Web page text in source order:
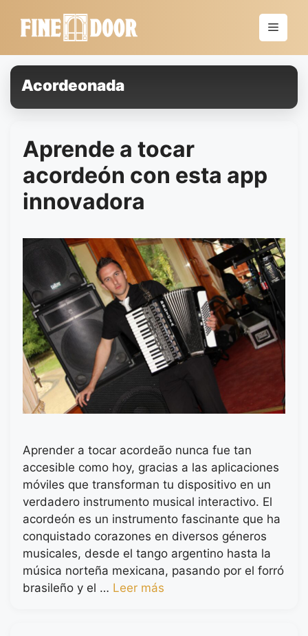
Menú
Acordeonada
Aprende a tocar
acordeón con esta app
innovadora
Aprender a tocar acordeão nunca fue tan
accesible como hoy, gracias a las aplicaciones
móviles que transforman tu dispositivo en un
verdadero instrumento musical interactivo. El
acordeón es un instrumento fascinante que ha
conquistado corazones en diversos géneros
musicales, desde el tango argentino hasta la
música norteña mexicana, pasando por el forró
brasileño y el … Leer más